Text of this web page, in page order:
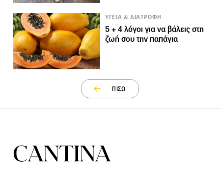
ΥΓΕΙΑ & ΔΙΑΤΡΟΦΗ
5 + 4 λόγοι για να βάλεις στη
ζωή σου την παπάγια
ΠΙΣΩ